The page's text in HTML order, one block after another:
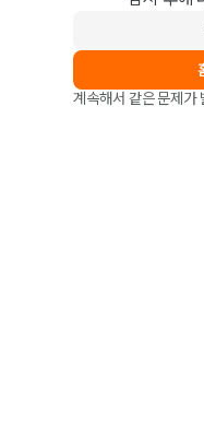
계속해서 같은 문제가